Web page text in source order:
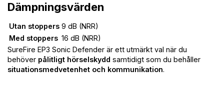
Dämpningsvärden
Utan stoppers 9 dB (NRR)
Med stoppers 16 dB (NRR)
SureFire EP3 Sonic Defender är ett utmärkt val när du
behöver pålitligt hörselskydd samtidigt som du behåller
situationsmedvetenhet och kommunikation.